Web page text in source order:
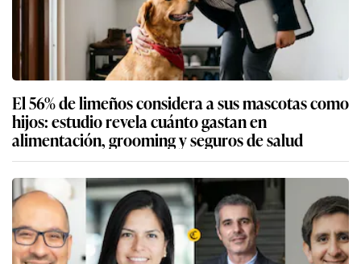
El 56% de limeños considera a sus mascotas como
hijos: estudio revela cuánto gastan en
alimentación, grooming y seguros de salud